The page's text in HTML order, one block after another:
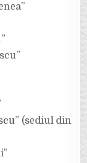
(sediul din